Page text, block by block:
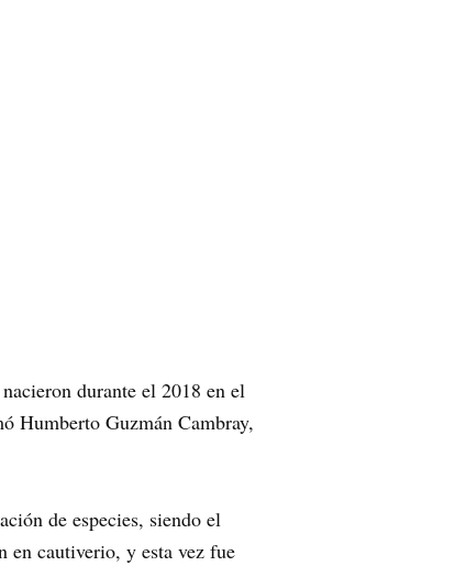
durante el 2018 en el
Humberto Guzmán Cambray,
de especies, siendo el
en cautiverio, y esta vez fue